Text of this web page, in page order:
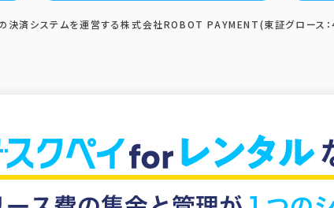
済システムを運営する株式会社ROBOT PAYMENT(東証グロース：